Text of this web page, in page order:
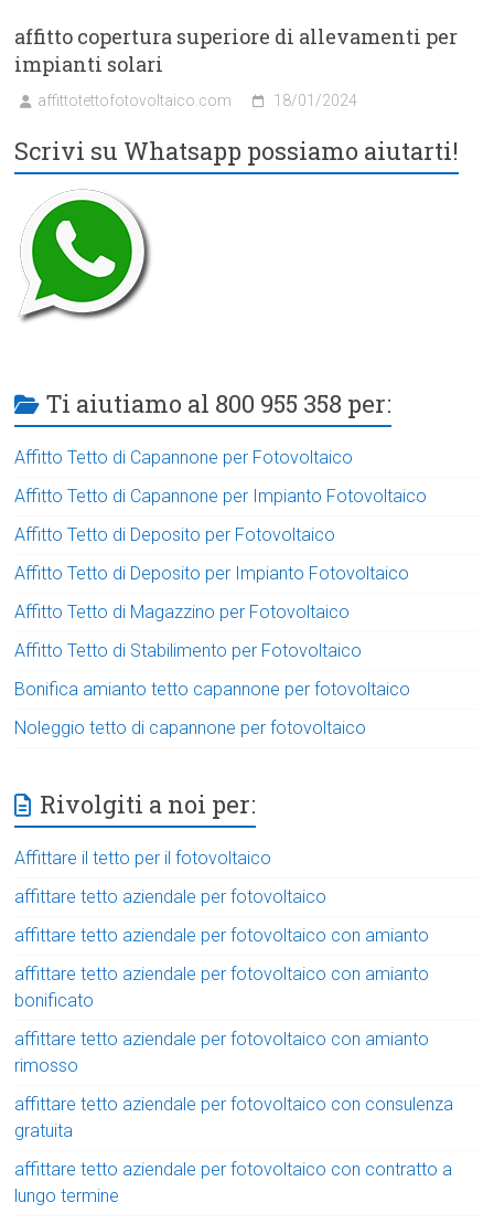
affitto copertura superiore di allevamenti per
impianti solari
affittotettofotovoltaico.com 18/01/2024
Scrivi su Whatsapp possiamo aiutarti!
Ti aiutiamo al 800 955 358 per:
Affitto Tetto di Capannone per Fotovoltaico
Affitto Tetto di Capannone per Impianto Fotovoltaico
Affitto Tetto di Deposito per Fotovoltaico
Affitto Tetto di Deposito per Impianto Fotovoltaico
Affitto Tetto di Magazzino per Fotovoltaico
Affitto Tetto di Stabilimento per Fotovoltaico
Bonifica amianto tetto capannone per fotovoltaico
Noleggio tetto di capannone per fotovoltaico
Rivolgiti a noi per:
Affittare il tetto per il fotovoltaico
affittare tetto aziendale per fotovoltaico
affittare tetto aziendale per fotovoltaico con amianto
affittare tetto aziendale per fotovoltaico con amianto
bonificato
affittare tetto aziendale per fotovoltaico con amianto
rimosso
affittare tetto aziendale per fotovoltaico con consulenza
gratuita
affittare tetto aziendale per fotovoltaico con contratto a
lungo termine